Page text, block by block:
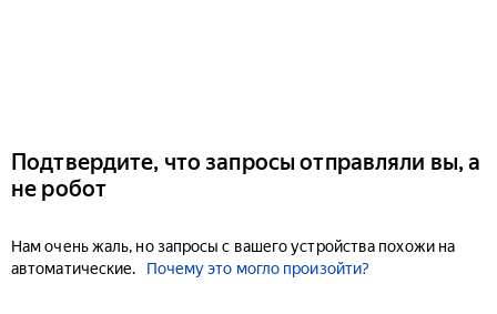
Подтвердите, что запросы отправляли вы, а
не робот
Нам очень жаль, но запросы с вашего устройства похожи на
автоматические.
Почему это могло произойти?